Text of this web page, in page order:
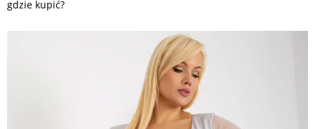
gdzie kupić?